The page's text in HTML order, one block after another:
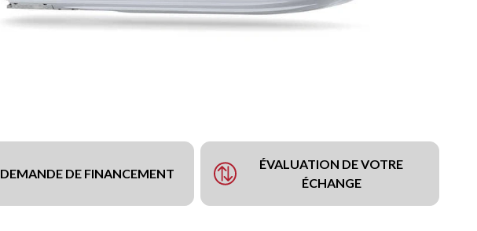
DEMANDE DE FINANCEMENT
ÉVALUATION DE VOTRE
ÉCHANGE